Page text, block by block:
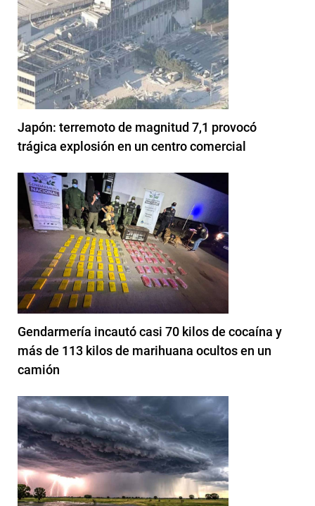
Japón: terremoto de magnitud 7,1 provocó
trágica explosión en un centro comercial
Gendarmería incautó casi 70 kilos de cocaína y
más de 113 kilos de marihuana ocultos en un
camión